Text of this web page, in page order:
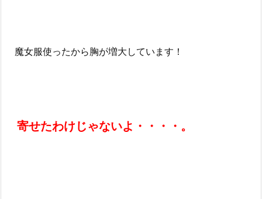
魔女服使ったから胸が増大しています！
寄せたわけじゃないよ・・・・。